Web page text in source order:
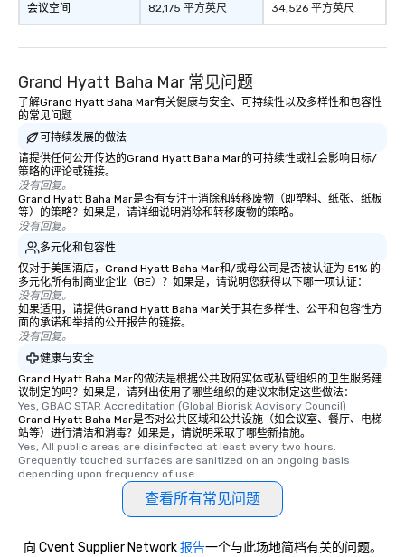
会议空间 82,175 平方英尺 34,526 平方英尺
Grand Hyatt Baha Mar 常见问题
了解Grand Hyatt Baha Mar有关健康与安全、可持续性以及多样性和包容性
的常见问题
可持续发展的做法
请提供任何公开传达的Grand Hyatt Baha Mar的可持续性或社会影响目标/
策略的评论或链接。
没有回复。
Grand Hyatt Baha Mar是否有专注于消除和转移废物（即塑料、纸张、纸板
等）的策略？如果是，请详细说明消除和转移废物的策略。
没有回复。
多元化和包容性
仅对于美国酒店，Grand Hyatt Baha Mar和/或母公司是否被认证为 51% 的
多元化所有制商业企业（BE）？如果是，请说明您获得以下哪一项认证：
没有回复。
如果适用，请提供Grand Hyatt Baha Mar关于其在多样性、公平和包容性方
面的承诺和举措的公开报告的链接。
没有回复。
健康与安全
Grand Hyatt Baha Mar的做法是根据公共政府实体或私营组织的卫生服务建
议制定的吗？如果是，请列出使用了哪些组织的建议来制定这些做法：
Yes, GBAC STAR Accreditation (Global Biorisk Advisory Council)
Grand Hyatt Baha Mar是否对公共区域和公共设施（如会议室、餐厅、电梯
站等）进行清洁和消毒？如果是，请说明采取了哪些新措施。
Yes, All public areas are disinfected at least every two hours.
Grequently touched surfaces are sanitized on an ongoing basis
depending upon frequency of use.
查看所有常见问题
向 Cvent Supplier Network报告一个与此场地简档有关的问题。